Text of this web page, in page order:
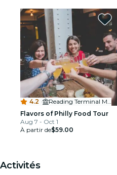
4.2 ·
Reading Terminal Market
Flavors of Philly Food Tour
Aug 7 - Oct 1
À partir de$59.00
Activités